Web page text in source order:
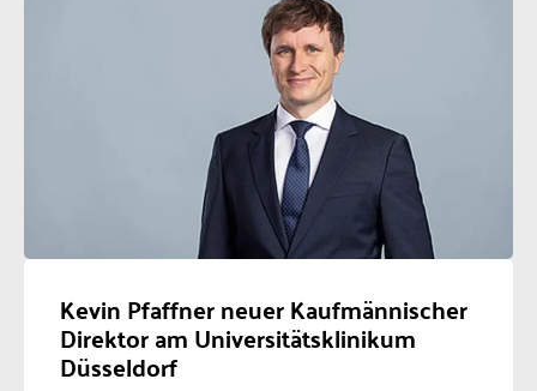
Kevin Pfaffner neuer Kaufmännischer
Direktor am Universitätsklinikum
Düsseldorf